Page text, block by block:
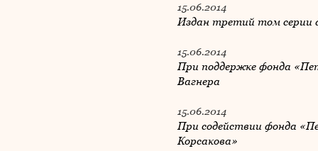
15.06.2014
Издан третий том серии
15.06.2014
При поддержке фонда
Вагнера
15.06.2014
При содействии фонда
Корсакова»